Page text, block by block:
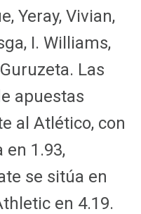
Yeray, Vivian,
I. Williams,
Las
apuestas
al Atlético, con
1.93,
se sitúa en
en 4.19.